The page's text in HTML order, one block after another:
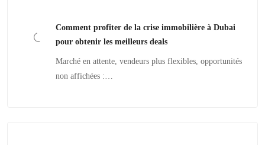
Comment profiter de la crise immobilière à Dubai
pour obtenir les meilleurs deals
Marché en attente, vendeurs plus flexibles, opportunités
non affichées :…